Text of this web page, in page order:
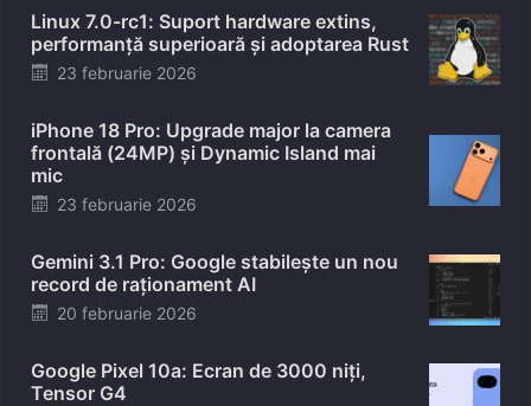
Linux 7.0-rc1: Suport hardware extins,
performanță superioară și adoptarea Rust
Posted
23 februarie 2026
iPhone 18 Pro: Upgrade major la camera
frontală (24MP) și Dynamic Island mai
mic
Posted
23 februarie 2026
Gemini 3.1 Pro: Google stabilește un nou
record de raționament AI
Posted
20 februarie 2026
Google Pixel 10a: Ecran de 3000 niți,
Tensor G4